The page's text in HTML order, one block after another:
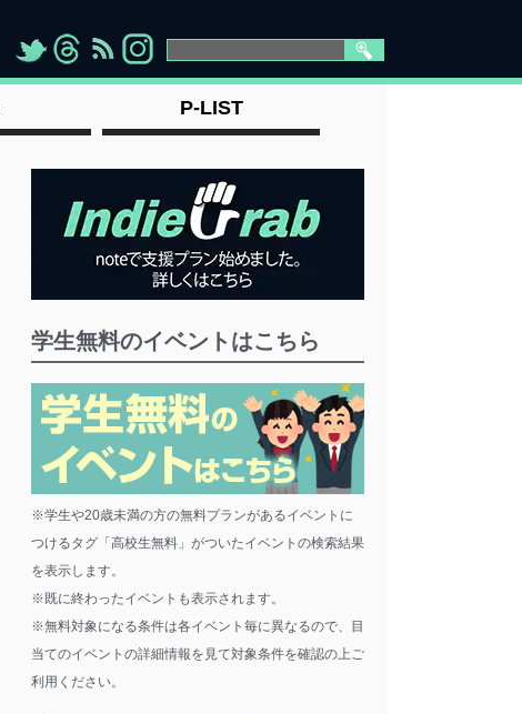
"> "> "> " >
P-LIST
学生無料のイベントはこちら
※学生や20歳未満の方の無料プランがあるイベントに
つけるタグ「高校生無料」がついたイベントの検索結果
を表示します。
※既に終わったイベントも表示されます。
※無料対象になる条件は各イベント毎に異なるので、目
当てのイベントの詳細情報を見て対象条件を確認の上ご
利用ください。